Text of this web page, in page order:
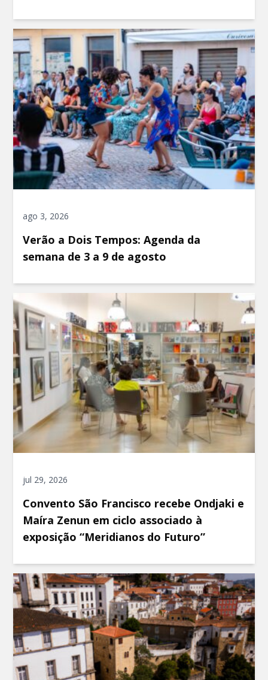
ago 3, 2026
Verão a Dois Tempos: Agenda da
semana de 3 a 9 de agosto
jul 29, 2026
Convento São Francisco recebe Ondjaki e
Maíra Zenun em ciclo associado à
exposição “Meridianos do Futuro”